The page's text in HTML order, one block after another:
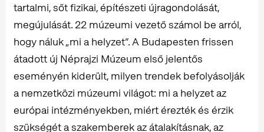
tartalmi, sőt fizikai, építészeti újragondolását,
megújulását. 22 múzeumi vezető számol be arról,
hogy náluk „mi a helyzet”. A Budapesten frissen
átadott új Néprajzi Múzeum első jelentős
eseményén kiderült, milyen trendek befolyásolják
a nemzetközi múzeumi világot: mi a helyzet az
európai intézményekben, miért érezték és érzik
szükségét a szakemberek az átalakításnak, az